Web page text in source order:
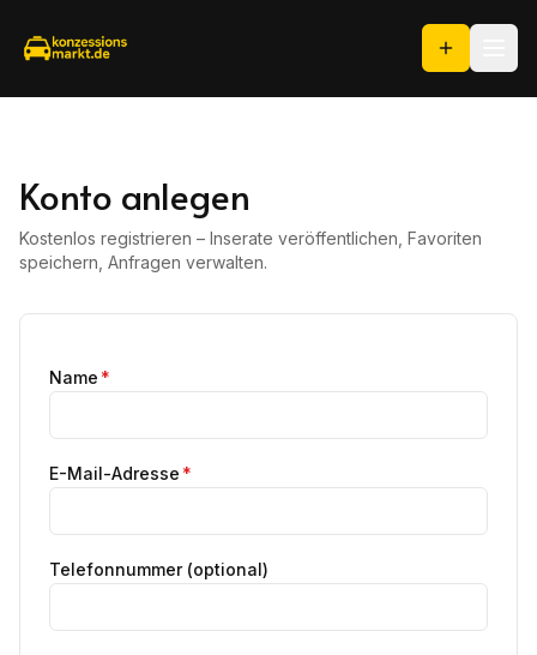
Konto anlegen
Kostenlos registrieren – Inserate veröffentlichen, Favoriten
speichern, Anfragen verwalten.
Name *
E-Mail-Adresse *
Telefonnummer (optional)